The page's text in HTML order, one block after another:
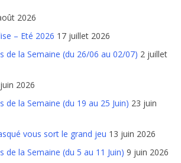
2026
– Eté 2026 17 juillet 2026
de la Semaine (du 26/06 au 02/07) 2 juillet
2026
de la Semaine (du 19 au 25 Juin) 23 juin
vous sort le grand jeu 13 juin 2026
de la Semaine (du 5 au 11 Juin) 9 juin 2026